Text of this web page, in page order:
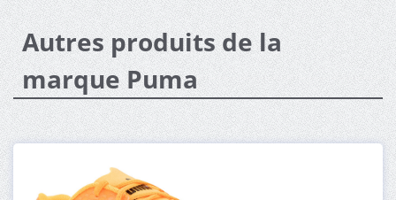
Autres produits de la
marque Puma